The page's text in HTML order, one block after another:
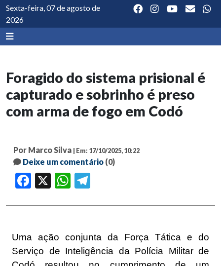
Sexta-feira, 07 de agosto de
2026
Foragido do sistema prisional é
capturado e sobrinho é preso
com arma de fogo em Codó
Por Marco Silva | Em: 17/10/2025, 10:22
Deixe um comentário (0)
Facebook WhatsApp
Uma ação conjunta da Força Tática e do
Serviço de Inteligência da Polícia Militar de